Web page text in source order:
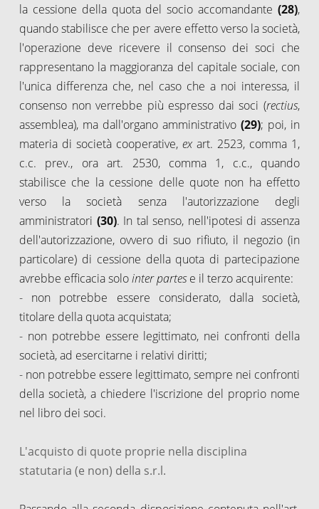
la cessione della quota del socio accomandante (28),
quando stabilisce che per avere effetto verso la società,
l'operazione deve ricevere il consenso dei soci che
rappresentano la maggioranza del capitale sociale, con
l'unica differenza che, nel caso che a noi interessa, il
consenso non verrebbe più espresso dai soci (rectius,
assemblea), ma dall'organo amministrativo (29); poi, in
materia di società cooperative, ex art. 2523, comma 1,
c.c. prev., ora art. 2530, comma 1, c.c., quando
stabilisce che la cessione delle quote non ha effetto
verso la società senza l'autorizzazione degli
amministratori (30). In tal senso, nell'ipotesi di assenza
dell'autorizzazione, ovvero di suo rifiuto, il negozio (in
particolare) di cessione della quota di partecipazione
avrebbe efficacia solointer partese il terzo acquirente:
- non potrebbe essere considerato, dalla società,
titolare della quota acquistata;
- non potrebbe essere legittimato, nei confronti della
società, ad esercitarne i relativi diritti;
- non potrebbe essere legittimato, sempre nei confronti
della società, a chiedere l'iscrizione del proprio nome
nel libro dei soci.
L'acquisto di quote proprie nella disciplina
statutaria (e non) della s.r.l.